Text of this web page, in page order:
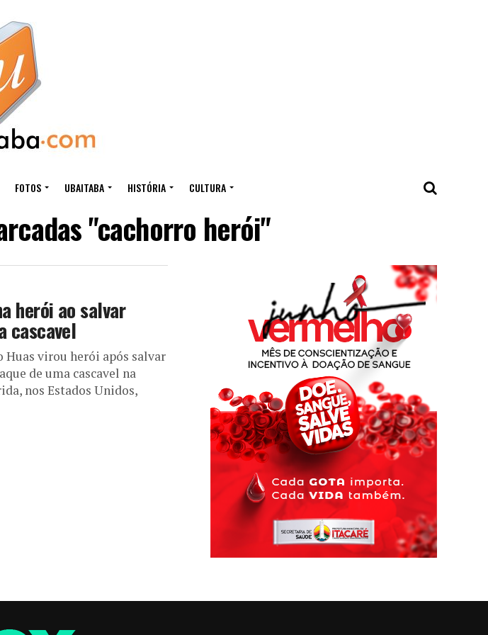
FOTOS UBAITABA HISTÓRIA CULTURA
"cachorro herói"
herói ao salvar
cascavel
Huas virou herói após salvar
de uma cascavel na
nos Estados Unidos,